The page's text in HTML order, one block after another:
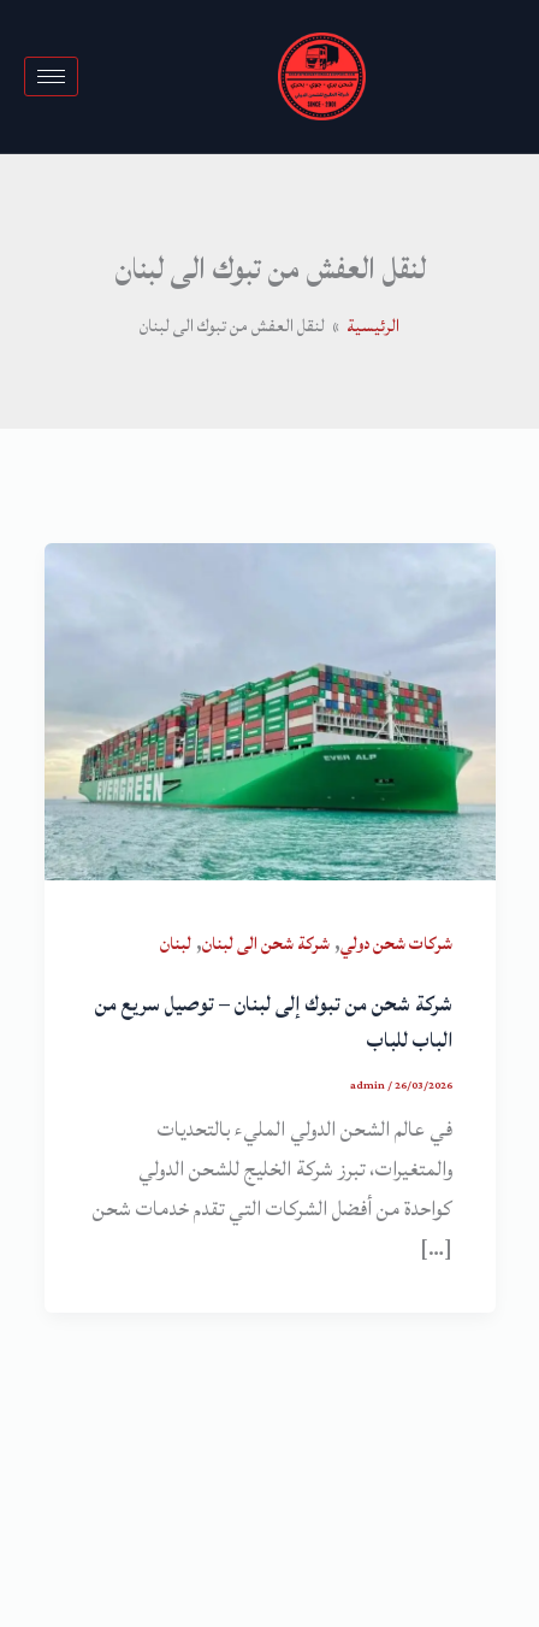
لنقل العفش من تبوك الى لبنان
الرئيسية لنقل العفش من تبوك الى لبنان
شركات شحن دولي,شركة شحن الى لبنان,لبنان
شركة شحن من تبوك إلى لبنان – توصيل سريع من
الباب للباب
admin/26/03/2026
في عالم الشحن الدولي المليء بالتحديات
والمتغيرات، تبرز شركة الخليج للشحن الدولي
كواحدة من أفضل الشركات التي تقدم خدمات شحن
[…]